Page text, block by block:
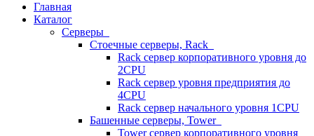
Главная
Каталог
Серверы
Стоечные серверы, Rack
Rack сервер корпоративного уровня до
2CPU
Rack сервер уровня предприятия до
4CPU
Rack сервер начального уровня 1CPU
Башенные серверы, Tower
Tower сервер корпоративного уровня